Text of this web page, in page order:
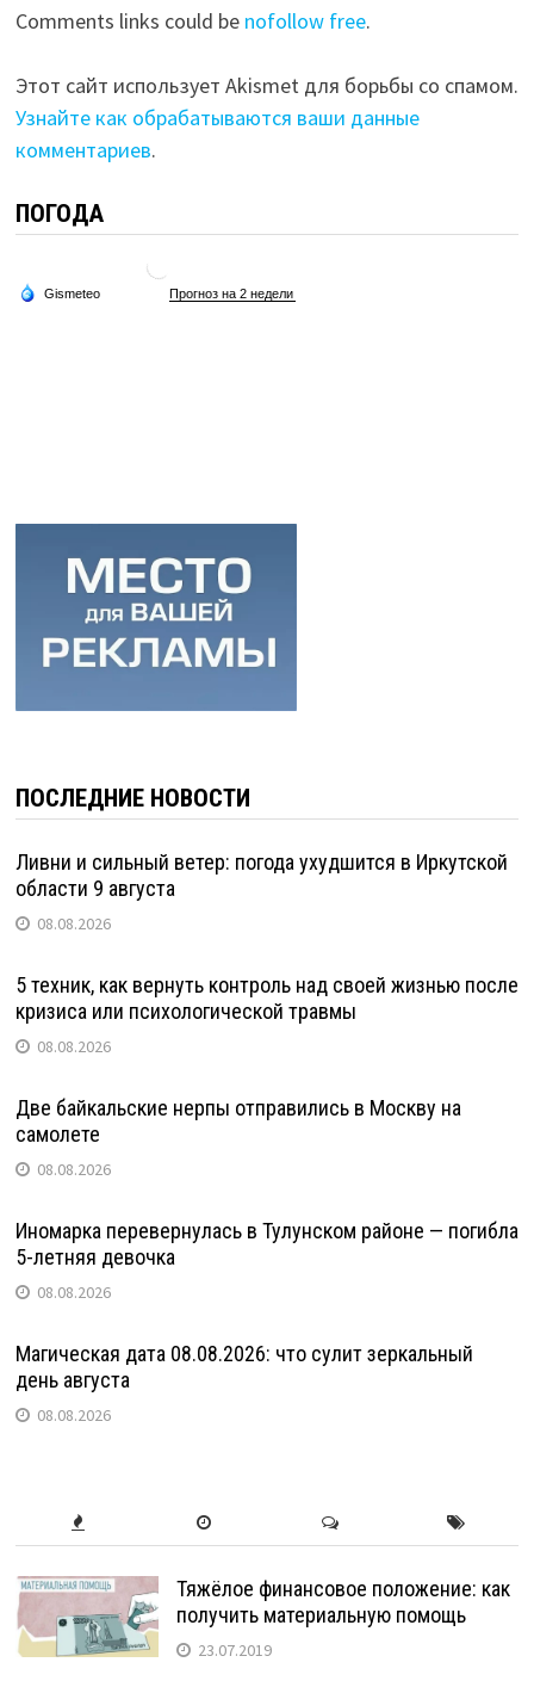
Comments links could be nofollow free.
Этот сайт использует Akismet для борьбы со спамом.
Узнайте как обрабатываются ваши данные
комментариев.
ПОГОДА
ПОСЛЕДНИЕ НОВОСТИ
Ливни и сильный ветер: погода ухудшится в Иркутской
области 9 августа
08.08.2026
5 техник, как вернуть контроль над своей жизнью после
кризиса или психологической травмы
08.08.2026
Две байкальские нерпы отправились в Москву на
самолете
08.08.2026
Иномарка перевернулась в Тулунском районе — погибла
5-летняя девочка
08.08.2026
Магическая дата 08.08.2026: что сулит зеркальный
день августа
08.08.2026
Тяжёлое финансовое положение: как
получить материальную помощь
23.07.2019